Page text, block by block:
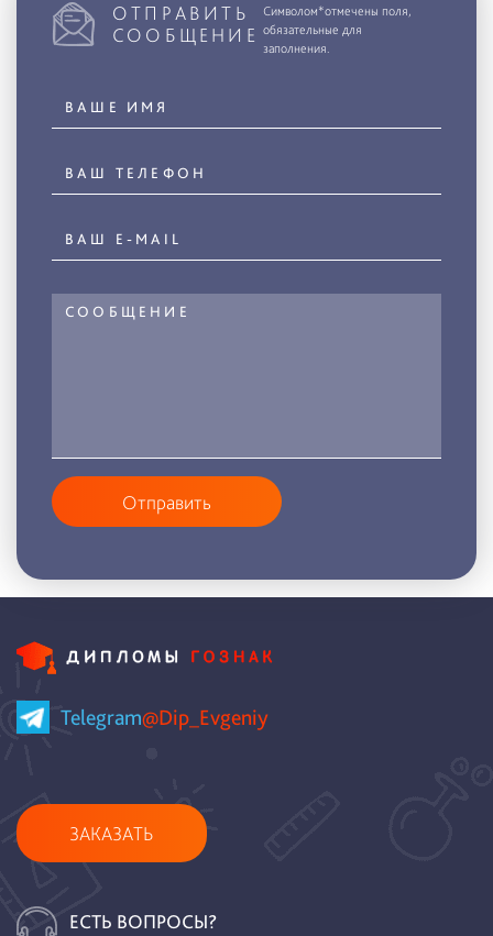
ОТПРАВИТЬ
СООБЩЕНИЕ
Символом*отмечены поля,
обязательные для
заполнения.
Отправить
Telegram@Dip_Evgeniy
ЗАКАЗАТЬ
ЕСТЬ ВОПРОСЫ?